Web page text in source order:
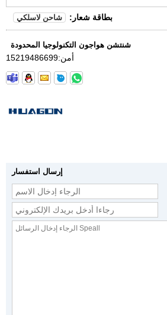
بطاقة شعار: شاحن لاسلكي
شنتشن هواجون التكنولوجيا المحدودة
أمن:15219486699
إرسال استفسار